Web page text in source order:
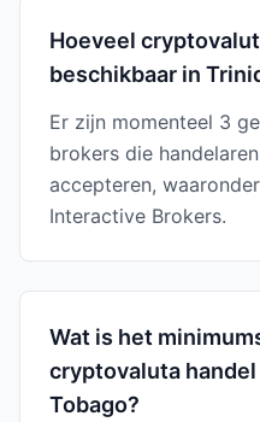
Hoeveel
beschikbaar in
Er zijn momenteel 3
brokers die
accepteren,
Interactive Brokers.
Wat is het
cryptovaluta handel
Tobago?